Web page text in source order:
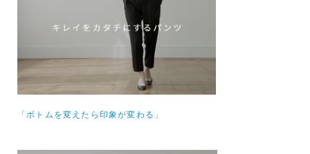
「ボトムを変えたら印象が変わる」